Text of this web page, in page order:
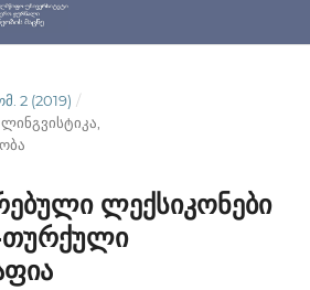
2 (2019) /
ლექსიკონები